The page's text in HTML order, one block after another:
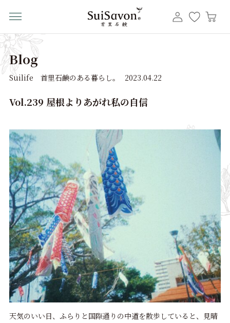
Blog
Suilife 首里石鹸のある暮らし。 2023.04.22
Vol.239 屋根よりあがれ私の自信
天気のいい日、ふらりと国際通りの中道を散歩していると、見晴